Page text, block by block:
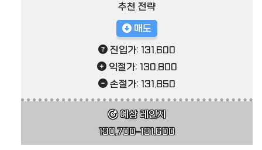
추천 전략
매도
진입가: 131.600
익절가: 130.800
손절가: 131.850
예상 레인지
130.700–131.600